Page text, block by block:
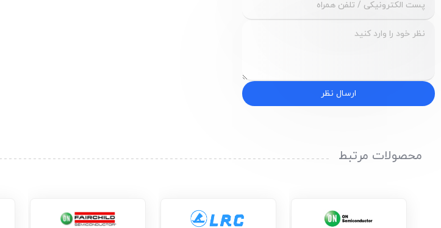
ارسال نظر
محصولات مرتبط